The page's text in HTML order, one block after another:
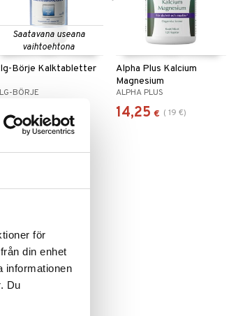
för
din enhet
informationen
Du
Saatavana useana
vaihtoehtona
Börje Kalktabletter
BÖRJE
alk.13,96 €
Alpha Plus Kalcium
Magnesium
ALPHA PLUS
14,25 € ( 19 €)